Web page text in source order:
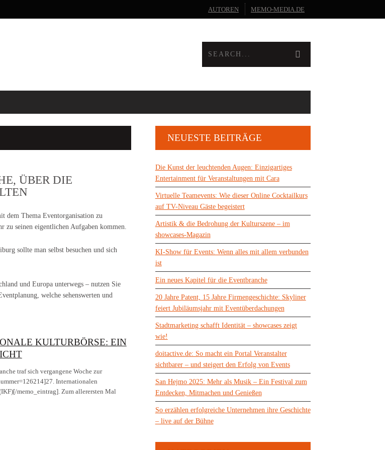
AUTOREN MEMO-MEDIA.DE
ÜBER DIE
dem Thema Eventorganisation zu
zu seinen eigentlichen Aufgaben kommen.
sollte man selbst besuchen und sich
und Europa unterwegs – nutzen Sie
welche sehenswerten und
KULTURBÖRSE: EIN
traf sich vergangene Woche zur
Internationalen
memo_eintrag]. Zum allerersten Mal
NEUESTE BEITRÄGE
Die Kunst der leuchtenden Augen: Einzigartiges
Entertainment für Veranstaltungen mit Cara
Virtuelle Teamevents: Wie dieser Online Cocktailkurs
auf TV-Niveau Gäste begeistert
Artistik & die Bedrohung der Kulturszene – im
showcases-Magazin
KI-Show für Events: Wenn alles mit allem verbunden
ist
Ein neues Kapitel für die Eventbranche
20 Jahre Patent, 15 Jahre Firmengeschichte: Skyliner
feiert Jubiläumsjahr mit Eventüberdachungen
Stadtmarketing schafft Identität – showcases zeigt
wie!
doitactive.de: So macht ein Portal Veranstalter
sichtbarer – und steigert den Erfolg von Events
San Hejmo 2025: Mehr als Musik – Ein Festival zum
Entdecken, Mitmachen und Genießen
So erzählen erfolgreiche Unternehmen ihre Geschichte
– live auf der Bühne